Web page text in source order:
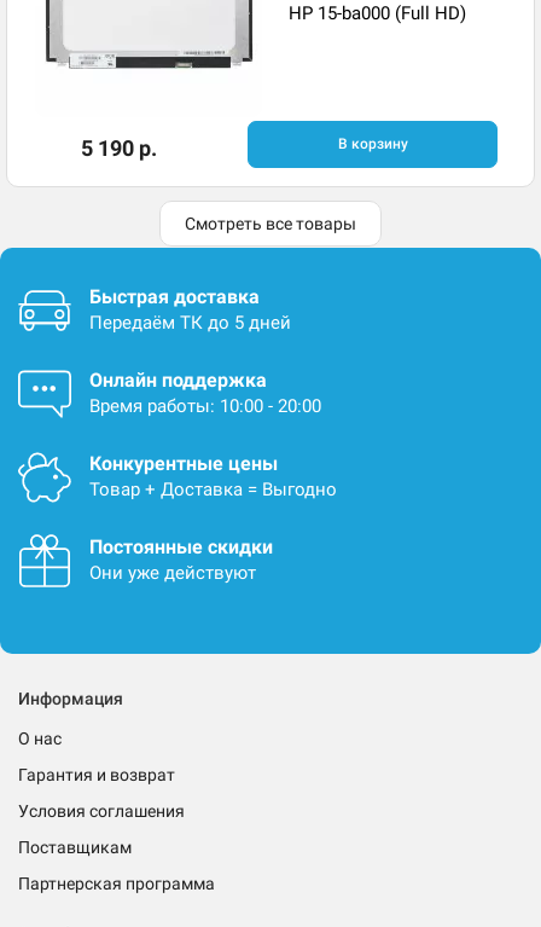
HP 15-ba000 (Full HD)
5 190 р. В корзину
Смотреть все товары
Быстрая доставка
Передаём ТК до 5 дней
Онлайн поддержка
Время работы: 10:00 - 20:00
Конкурентные цены
Товар + Доставка = Выгодно
Постоянные скидки
Они уже действуют
Информация
О нас
Гарантия и возврат
Условия соглашения
Поставщикам
Партнерская программа